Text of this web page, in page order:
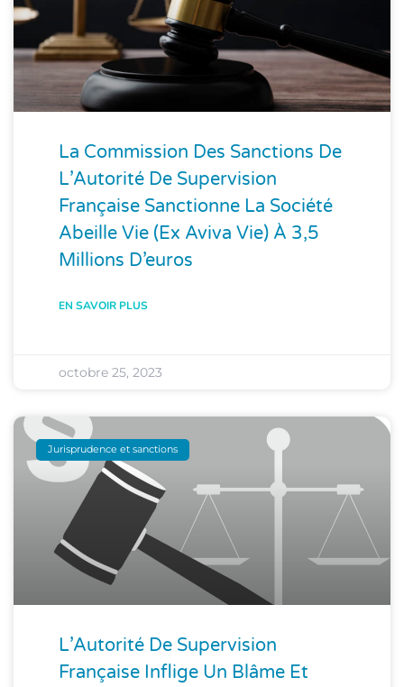
La Commission Des Sanctions De
L’Autorité De Supervision
Française Sanctionne La Société
Abeille Vie (ex Aviva Vie) À 3,5
Millions D’euros
EN SAVOIR PLUS
octobre 25, 2023
Jurisprudence et sanctions
L’Autorité De Supervision
Française Inflige Un Blâme Et